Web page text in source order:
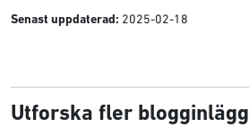
Senast uppdaterad: 2025-02-18
Utforska fler blogginlägg